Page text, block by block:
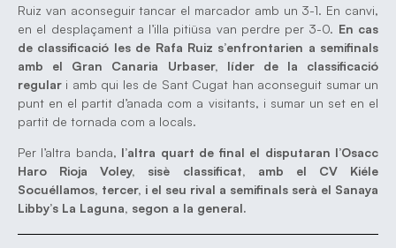
Ruiz van aconseguir tancar el marcador amb un 3-1. En canvi,
en el desplaçament a l’illa pitiüsa van perdre per 3-0. En cas
de classificació les de Rafa Ruiz s’enfrontarien a semifinals
amb el Gran Canaria Urbaser, líder de la classificació
regular i amb qui les de Sant Cugat han aconseguit sumar un
punt en el partit d’anada com a visitants, i sumar un set en el
partit de tornada com a locals.
Per l’altra banda, l’altra quart de final el disputaran l’Osacc
Haro Rioja Voley, sisè classificat, amb el CV Kiéle
Socuéllamos, tercer, i el seu rival a semifinals serà el Sanaya
Libby’s La Laguna, segon a la general.